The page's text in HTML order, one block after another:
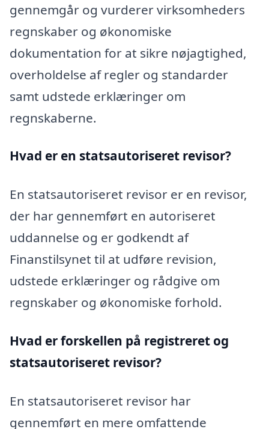
gennemgår og vurderer virksomheders
regnskaber og økonomiske
dokumentation for at sikre nøjagtighed,
overholdelse af regler og standarder
samt udstede erklæringer om
regnskaberne.
Hvad er en statsautoriseret revisor?
En statsautoriseret revisor er en revisor,
der har gennemført en autoriseret
uddannelse og er godkendt af
Finanstilsynet til at udføre revision,
udstede erklæringer og rådgive om
regnskaber og økonomiske forhold.
Hvad er forskellen på registreret og
statsautoriseret revisor?
En statsautoriseret revisor har
gennemført en mere omfattende